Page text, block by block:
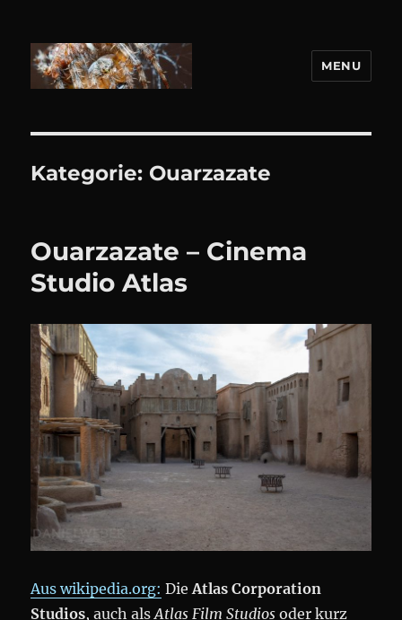
MENU
Kategorie: Ouarzazate
Ouarzazate – Cinema
Studio Atlas
Aus wikipedia.org: DieAtlas Corporation
Studios, auch alsAtlas Film Studios oder kurz